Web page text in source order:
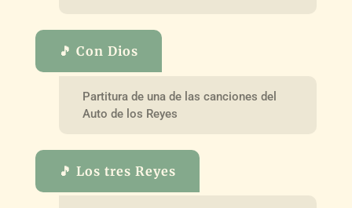
🎵 Con Dios
Partitura de una de las canciones del
Auto de los Reyes
🎵 Los tres Reyes